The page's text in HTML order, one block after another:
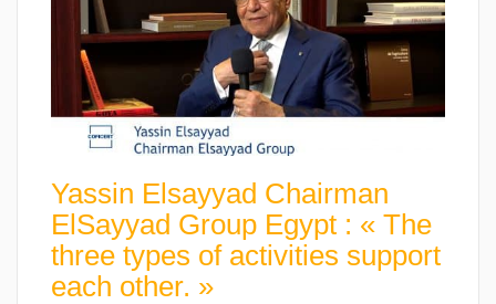
Yassin Elsayyad Chairman
ElSayyad Group Egypt : « The
three types of activities support
each other. »